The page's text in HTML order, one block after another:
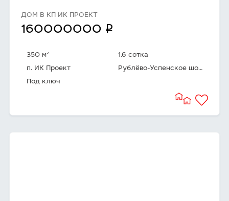
ДОМ В КП ИК ПРОЕКТ
160000000 q
350 м2
1.6 сотка
п. ИК Проект
Рублёво-Успенское шоссе
Под ключ